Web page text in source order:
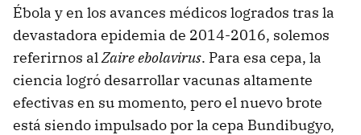
Ébola y en los avances médicos logrados tras la
devastadora epidemia de 2014-2016, solemos
referirnos alZaire ebolavirus. Para esa cepa, la
ciencia logró desarrollar vacunas altamente
efectivas en su momento, pero el nuevo brote
está siendo impulsado por la cepa Bundibugyo,